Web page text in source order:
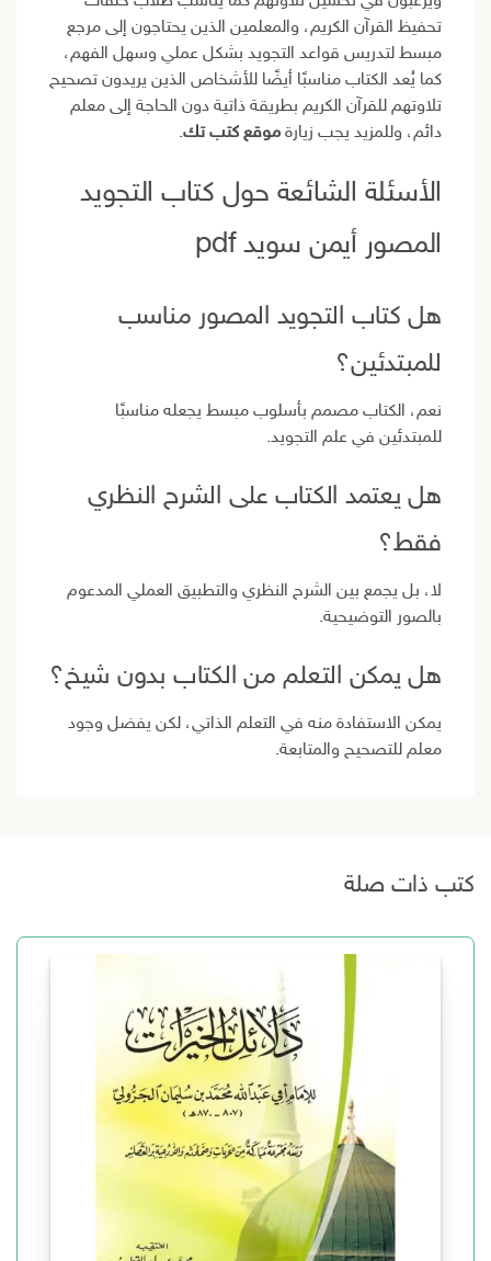
تحفيظ القرآن الكريم، والمعلمين الذين يحتاجون إلى مرجع
مبسط لتدريس قواعد التجويد بشكل عملي وسهل الفهم،
كما يُعد الكتاب مناسبًا أيضًا للأشخاص الذين يريدون تصحيح
تلاوتهم للقرآن الكريم بطريقة ذاتية دون الحاجة إلى معلم
دائم، وللمزيد يجب زيارة موقع كتب تك.
الأسئلة الشائعة حول كتاب التجويد
المصور أيمن سويد pdf
هل كتاب التجويد المصور مناسب
للمبتدئين؟
نعم، الكتاب مصمم بأسلوب مبسط يجعله مناسبًا
للمبتدئين في علم التجويد.
هل يعتمد الكتاب على الشرح النظري
فقط؟
لا، بل يجمع بين الشرح النظري والتطبيق العملي المدعوم
بالصور التوضيحية.
هل يمكن التعلم من الكتاب بدون شيخ؟
يمكن الاستفادة منه في التعلم الذاتي، لكن يفضل وجود
معلم للتصحيح والمتابعة.
كتب ذات صلة